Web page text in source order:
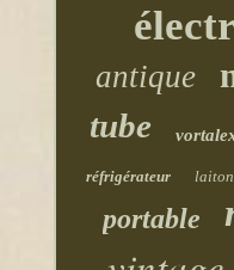
antique
tube
réfrigérateur laiton
portable